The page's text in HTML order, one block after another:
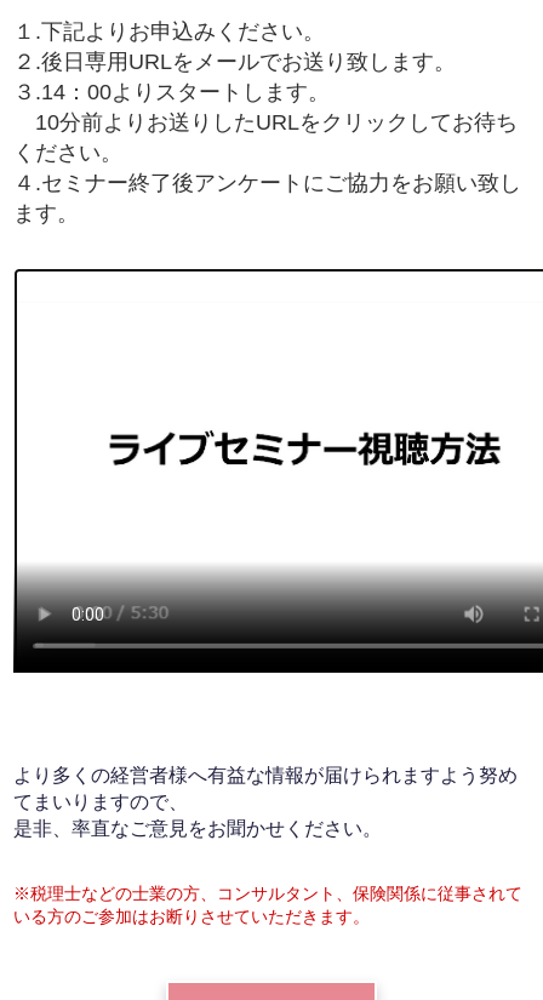
１.下記よりお申込みください。
２.後日専用URLをメールでお送り致します。
３.14：00よりスタートします。
10分前よりお送りしたURLをクリックしてお待ち
ください。
４.セミナー終了後アンケートにご協力をお願い致し
ます。
より多くの経営者様へ有益な情報が届けられますよう努め
てまいりますので、
是非、率直なご意見をお聞かせください。
※税理士などの士業の方、コンサルタント、保険関係に従事されて
いる方のご参加はお断りさせていただきます。